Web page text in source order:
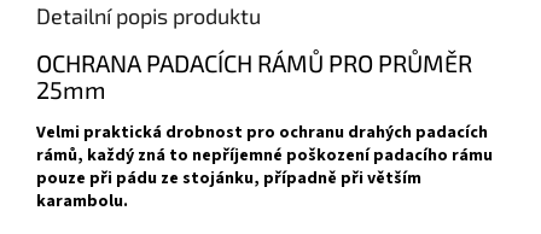
Detailní popis produktu
OCHRANA PADACÍCH RÁMŮ PRO PRŮMĚR
25mm
Velmi praktická drobnost pro ochranu drahých padacích
rámů, každý zná to nepříjemné poškození padacího rámu
pouze při pádu ze stojánku, případně při větším
karambolu.